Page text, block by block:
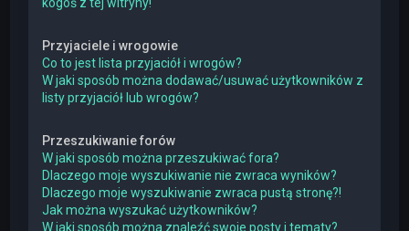
Przyjaciele i wrogowie
Co to jest lista przyjaciół i wrogów?
W jaki sposób można dodawać/usuwać użytkowników z
listy przyjaciół lub wrogów?
Przeszukiwanie forów
W jaki sposób można przeszukiwać fora?
Dlaczego moje wyszukiwanie nie zwraca wyników?
Dlaczego moje wyszukiwanie zwraca pustą stronę?!
Jak można wyszukać użytkowników?
W jaki sposób można znaleźć swoje posty i tematy?